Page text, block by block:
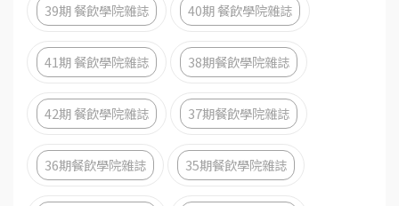
39期 餐飲學院雜誌 40期 餐飲學院雜誌
41期 餐飲學院雜誌 38期餐飲學院雜誌
42期 餐飲學院雜誌 37期餐飲學院雜誌
36期餐飲學院雜誌 35期餐飲學院雜誌